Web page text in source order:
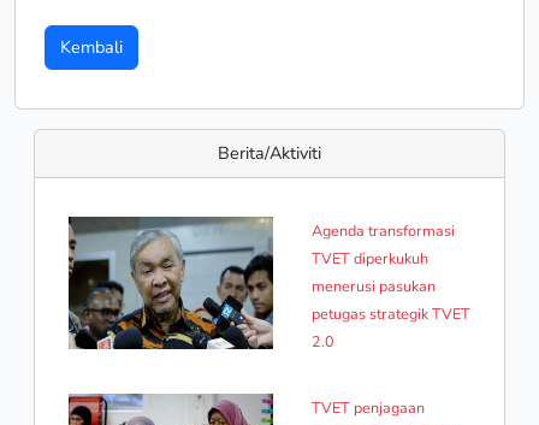
Kembali
Berita/Aktiviti
Agenda transformasi
TVET diperkukuh
menerusi pasukan
petugas strategik TVET
2.0
TVET penjagaan